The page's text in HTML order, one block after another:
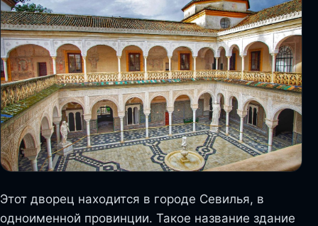
Этот дворец находится в городе Севилья, в
одноименной провинции. Такое название здание